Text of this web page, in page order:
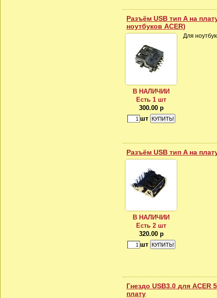
Разъём USB тип A на
ноутбуков ACER)
В НАЛИЧИИ
Есть 1 шт
300.00 р
шт
Для
Разъём USB тип A на
В НАЛИЧИИ
Есть 2 шт
320.00 р
шт
Гнездо USB3.0 для ACER
плату